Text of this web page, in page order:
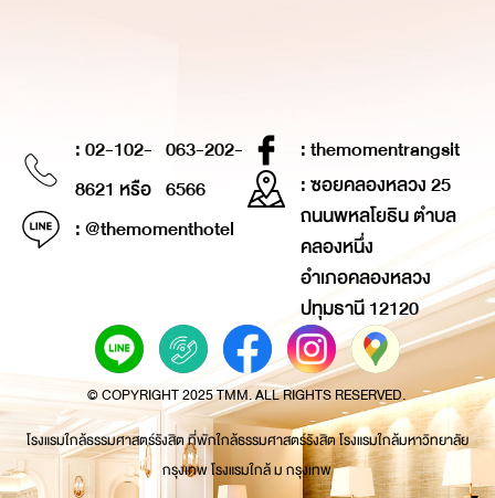
: 02-102-
8621 หรือ
063-202-
6566
: @themomenthotel
: themomentrangsit
: ซอยคลองหลวง 25
ถนนพหลโยธิน ตำบล
คลองหนึ่ง
อำเภอคลองหลวง
ปทุมธานี 12120
© COPYRIGHT 2025 TMM. ALL RIGHTS RESERVED.
โรงแรมใกล้ธรรมศาสตร์รังสิต ที่พักใกล้ธรรมศาสตร์รังสิต โรงแรมใกล้มหาวิทยาลัย
กรุงเทพ โรงแรมใกล้ ม กรุงเทพ